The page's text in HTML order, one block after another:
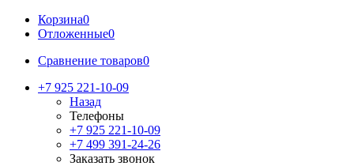
Корзина0
Отложенные0
Сравнение товаров0
+7 925 221-10-09
Назад
Телефоны
+7 925 221-10-09
+7 499 391-24-26
Заказать звонок